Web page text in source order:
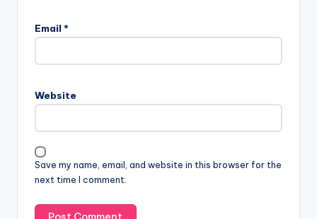
Email *
Website
Save my name, email, and website in this browser for the
next time I comment.